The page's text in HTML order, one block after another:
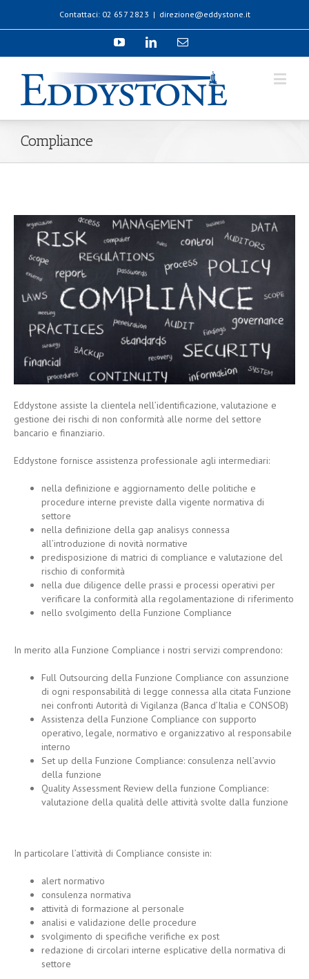
Contattaci: 02 657 2823 | direzione@eddystone.it
Compliance
Eddystone assiste la clientela nell’identificazione, valutazione e
gestione dei rischi di non conformità alle norme del settore
bancario e finanziario.
Eddystone fornisce assistenza professionale agli intermediari:
nella definizione e aggiornamento delle politiche e
procedure interne previste dalla vigente normativa di
settore
nella definizione della gap analisys connessa
all’introduzione di novità normative
predisposizione di matrici di compliance e valutazione del
rischio di conformità
nella due diligence delle prassi e processi operativi per
verificare la conformità alla regolamentazione di riferimento
nello svolgimento della Funzione Compliance
In merito alla Funzione Compliance i nostri servizi comprendono:
Full Outsourcing della Funzione Compliance con assunzione
di ogni responsabilità di legge connessa alla citata Funzione
nei confronti Autorità di Vigilanza (Banca d’Italia e CONSOB)
Assistenza della Funzione Compliance con supporto
operativo, legale, normativo e organizzativo al responsabile
interno
Set up della Funzione Compliance: consulenza nell’avvio
della funzione
Quality Assessment Review della funzione Compliance:
valutazione della qualità delle attività svolte dalla funzione
In particolare l’attività di Compliance consiste in:
alert normativo
consulenza normativa
attività di formazione al personale
analisi e validazione delle procedure
svolgimento di specifiche verifiche ex post
redazione di circolari interne esplicative della normativa di
settore